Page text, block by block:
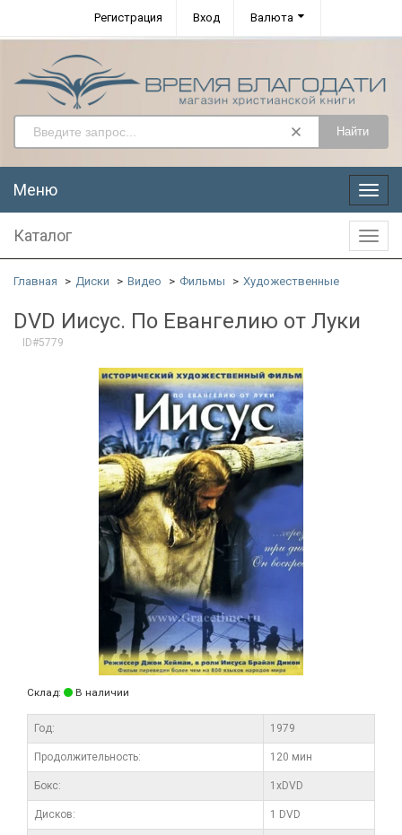
Регистрация Вход Валюта
Найти
Меню
Меню
Каталог
Главная Диски Видео Фильмы Художественные
DVD Иисус. По Евангелию от Луки
ID#5779
Склад: В наличии
Год: 1979
Продолжительность: 120 мин
Бокс: 1xDVD
Дисков: 1 DVD